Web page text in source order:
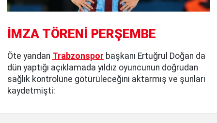
İMZA TÖRENİ PERŞEMBE
Öte yandan Trabzonspor başkanı Ertuğrul Doğan da
dün yaptığı açıklamada yıldız oyuncunun doğrudan
sağlık kontrolüne götürüleceğini aktarmış ve şunları
kaydetmişti: